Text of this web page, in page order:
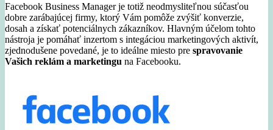
Facebook Business Manager je totiž neodmysliteľnou súčasťou
dobre zarábajúcej firmy, ktorý Vám pomôže zvýšiť konverzie,
dosah a získať potenciálnych zákazníkov. Hlavným účelom tohto
nástroja je pomáhať inzertom s integáciou marketingových aktivít,
zjednodušene povedané, je to ideálne miesto pre spravovanie
Vašich reklám a marketingu na Facebooku.